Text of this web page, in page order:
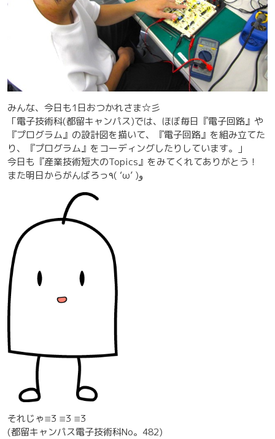
みんな、今日も1日おつかれさま☆彡
「電子技術科(都留キャンパス)では、ほぼ毎日『電子回路』や
『プログラム』の設計図を描いて、『電子回路』を組み立てた
り、『プログラム』をコーディングしたりしています。」
今日も『産業技術短大のTopics』をみてくれてありがとう！
また明日からがんばろっ٩( ‘ω’ )و
それじゃ≡3 ≡3 ≡3
(都留キャンパス電子技術科No。482)